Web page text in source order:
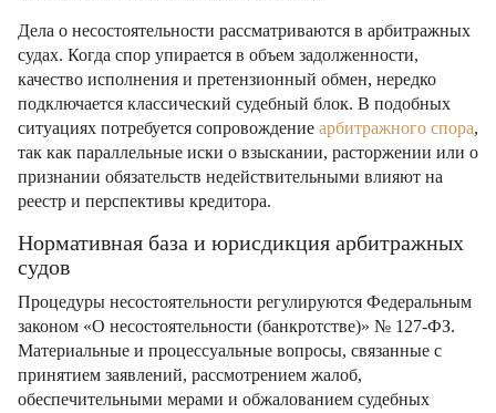
Дела о несостоятельности рассматриваются в арбитражных
судах. Когда спор упирается в объем задолженности,
качество исполнения и претензионный обмен, нередко
подключается классический судебный блок. В подобных
ситуациях потребуется сопровождение арбитражного спора,
так как параллельные иски о взыскании, расторжении или о
признании обязательств недействительными влияют на
реестр и перспективы кредитора.
Нормативная база и юрисдикция арбитражных
судов
Процедуры несостоятельности регулируются Федеральным
законом «О несостоятельности (банкротстве)» № 127-ФЗ.
Материальные и процессуальные вопросы, связанные с
принятием заявлений, рассмотрением жалоб,
обеспечительными мерами и обжалованием судебных